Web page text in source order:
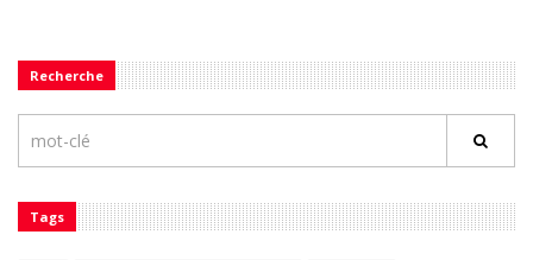
Recherche
Tags